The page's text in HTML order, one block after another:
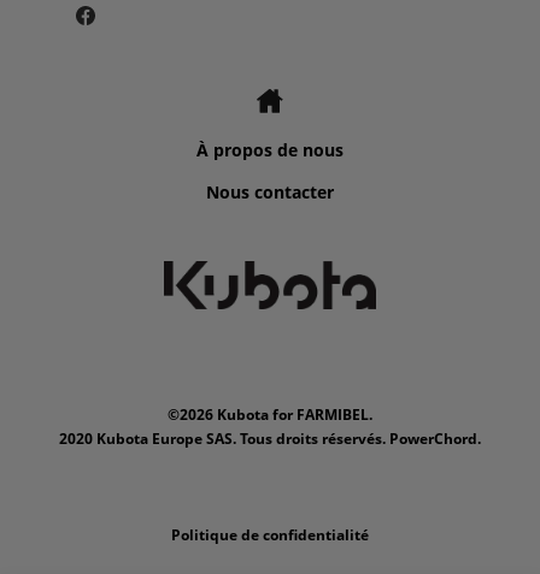
À propos de nous
Nous contacter
©2026 Kubota for FARMIBEL.
2020 Kubota Europe SAS. Tous droits réservés. PowerChord.
Politique de confidentialité